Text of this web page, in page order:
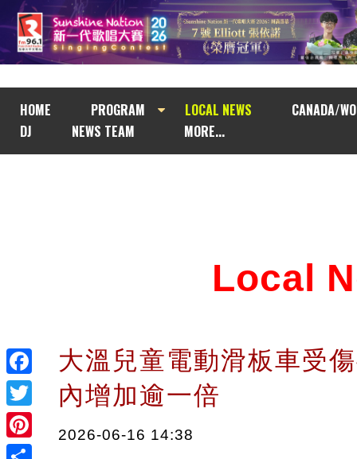
HOME PROGRAM LOCAL NEWS
CANADA/
DJ
NEWS TEAM MORE...
Facebook
Twitter
Pinterest
Local
大溫兒童電動滑板車受
內增加逾一倍
2026-06-16 14:38